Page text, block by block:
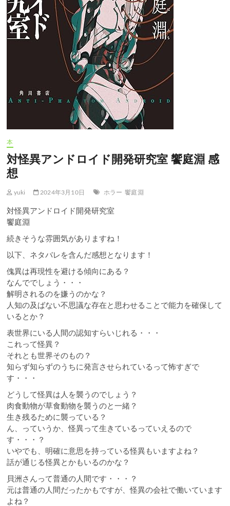
本
対怪異アンドロイド開発研究室 饗庭淵 感
想
yuki 2024年3月10日 ホラー 饗庭淵
対怪異アンドロイド開発研究室
饗庭淵
続きそうな雰囲気がありますね！
以下、ネタバレを含んだ感想となります！
傀異は再現性を避ける傾向にある？
なんででしょう・・・
解明されるのを嫌うのかな？
人知の及ばない不思議な存在と思わせることで能力を確保して
いるとか？
表世界にいる人間の認知すらいじれる・・・
これって怪異？
それとも世界そのもの？
知らず知らずのうちに発言させられているって怖すぎで
す・・・
どうして怪異は人を襲うのでしょう？
肉食動物が草食動物を襲うのと一緒？
生き残るために襲っている？
ん、っていうか、怪異って生きているっていえるので
す・・・？
いやでも、明確に意思を持っている怪異もいますよね？
話が通じる怪異とかもいるのかな？
貝洲さんって普通の人間です・・・？
元は普通の人間だったかもですが、怪異の会社で働いています
よね？